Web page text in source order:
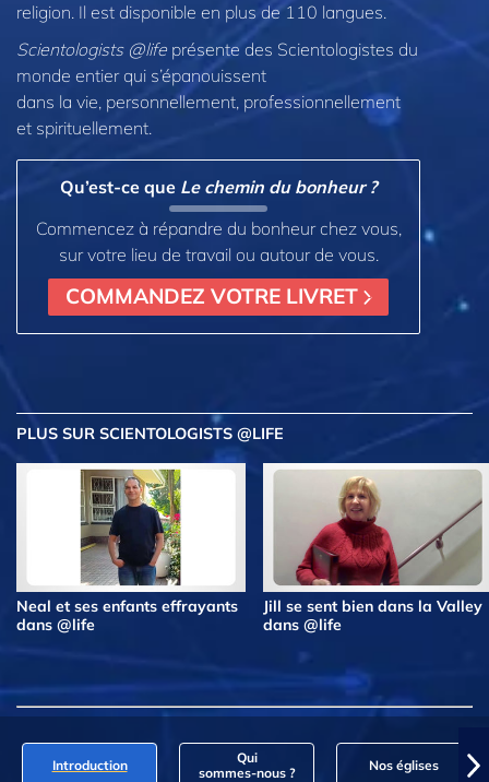
religion. Il est disponible en plus de 110 langues.
Scientologists @life présente des Scientologistes du
monde entier qui s’épanouissent
dans la vie, personnellement, professionnellement
et spirituellement.
Qu’est-ce que Le chemin du bonheur ?
Commencez à répandre du bonheur chez vous,
sur votre lieu de travail ou autour de vous.
COMMANDEZ VOTRE LIVRET
PLUS SUR SCIENTOLOGISTS @LIFE
Neal et ses enfants effrayants
dans @life
Jill se sent bien dans la Valley
dans @life
Introduction
Qui
sommes‑nous ?
Nos églises